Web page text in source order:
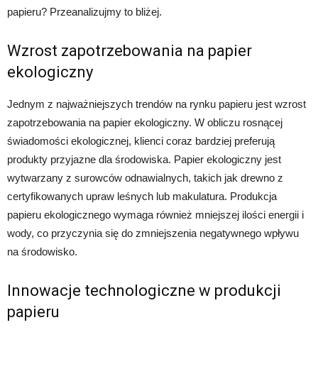
papieru? Przeanalizujmy to bliżej.
Wzrost zapotrzebowania na papier
ekologiczny
Jednym z najważniejszych trendów na rynku papieru jest wzrost
zapotrzebowania na papier ekologiczny. W obliczu rosnącej
świadomości ekologicznej, klienci coraz bardziej preferują
produkty przyjazne dla środowiska. Papier ekologiczny jest
wytwarzany z surowców odnawialnych, takich jak drewno z
certyfikowanych upraw leśnych lub makulatura. Produkcja
papieru ekologicznego wymaga również mniejszej ilości energii i
wody, co przyczynia się do zmniejszenia negatywnego wpływu
na środowisko.
Innowacje technologiczne w produkcji
papieru